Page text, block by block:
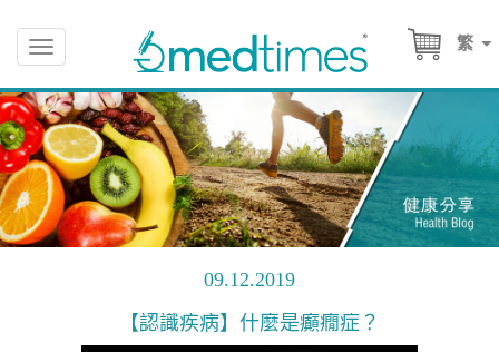
繁
Toggle
navigation
09.12.2019
【認識疾病】什麼是癲癇症？